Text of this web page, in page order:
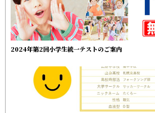
2024年第2回小学生統一テストのご案内